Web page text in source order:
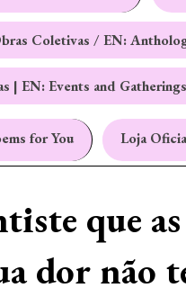
Coletivas / EN:
| EN: Events and Gatherings
for You Loja
que
dor não